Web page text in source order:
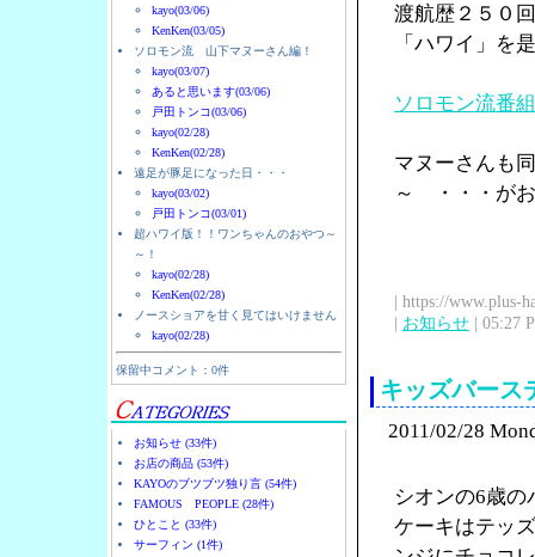
kayo(03/06)
KenKen(03/05)
ソロモン流 山下マヌーさん編！
kayo(03/07)
あると思います(03/06)
戸田トンコ(03/06)
kayo(02/28)
KenKen(02/28)
遠足が豚足になった日・・・
kayo(03/02)
戸田トンコ(03/01)
超ハワイ版！！ワンちゃんのおやつ～
～！
kayo(02/28)
KenKen(02/28)
ノースショアを甘く見てはいけません
kayo(02/28)
保留中コメント：0件
お知らせ (33件)
お店の商品 (53件)
KAYOのブツブツ独り言 (54件)
FAMOUS PEOPLE (28件)
ひとこと (33件)
サーフィン (1件)
渡航歴２５０
「ハワイ」を
ソロモン流番
マヌーさんも
～ ・・・がお
| https://www.plus-
| お知らせ | 05:27
キッズバース
2011/02/28
シオンの6歳
ケーキはテッ